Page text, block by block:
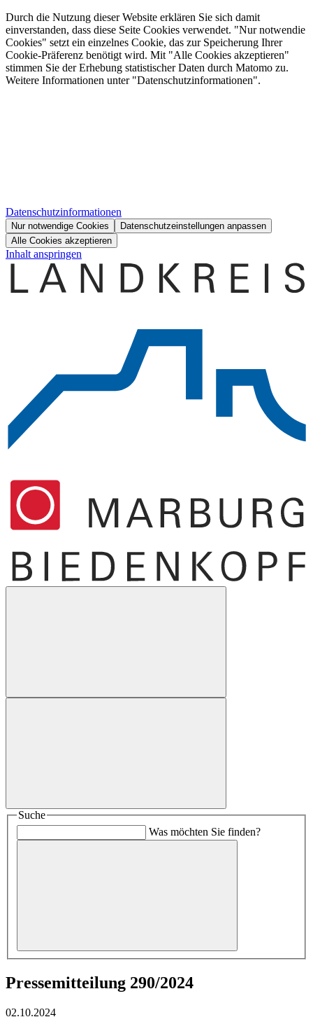
Durch die Nutzung dieser Website erklären Sie sich damit
einverstanden, dass diese Seite Cookies verwendet. "Nur notwendie
Cookies" setzt ein einzelnes Cookie, das zur Speicherung Ihrer
Cookie-Präferenz benötigt wird. Mit "Alle Cookies akzeptieren"
stimmen Sie der Erhebung statistischer Daten durch Matomo zu.
Weitere Informationen unter "Datenschutzinformationen".
Datenschutzinformationen
Nur notwendige Cookies
Datenschutzeinstellungen anpassen
Alle Cookies akzeptieren
Inhalt anspringen
Suche
Was möchten Sie finden?
Pressemitteilung 290/2024
02.10.2024